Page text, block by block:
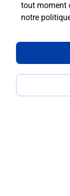
tout moment
notre
Quel est le